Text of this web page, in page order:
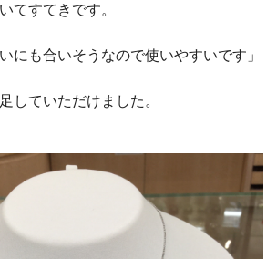
てすてきです。
にも合いそうなので使いやすいです」
していただけました。